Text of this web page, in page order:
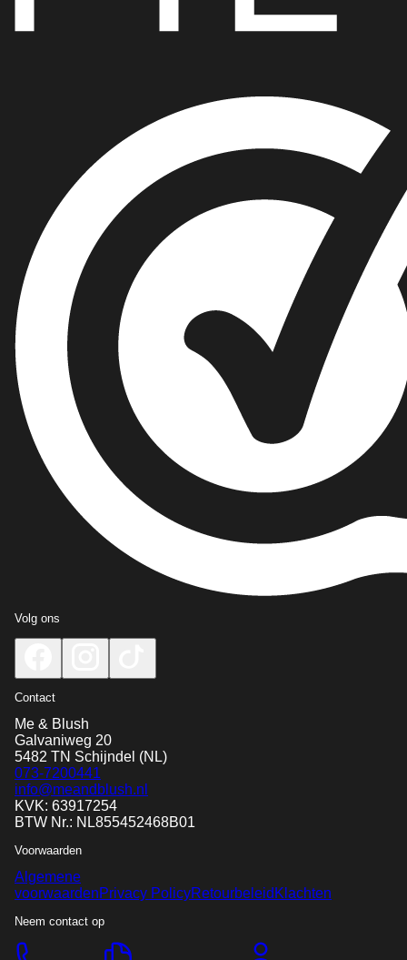
Volg ons
Contact
Me & Blush
Galvaniweg 20
5482 TN Schijndel (NL)
073-7200441
info@meandblush.nl
KVK: 63917254
BTW Nr.: NL855452468B01
Voorwaarden
Algemene
voorwaardenPrivacy PolicyRetourbeleid Klachten
Neem contact op